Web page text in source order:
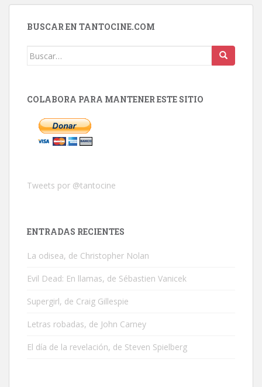
BUSCAR EN TANTOCINE.COM
Buscar:
COLABORA PARA MANTENER ESTE SITIO
Tweets por @tantocine
ENTRADAS RECIENTES
La odisea, de Christopher Nolan
Evil Dead: En llamas, de Sébastien Vanicek
Supergirl, de Craig Gillespie
Letras robadas, de John Carney
El día de la revelación, de Steven Spielberg